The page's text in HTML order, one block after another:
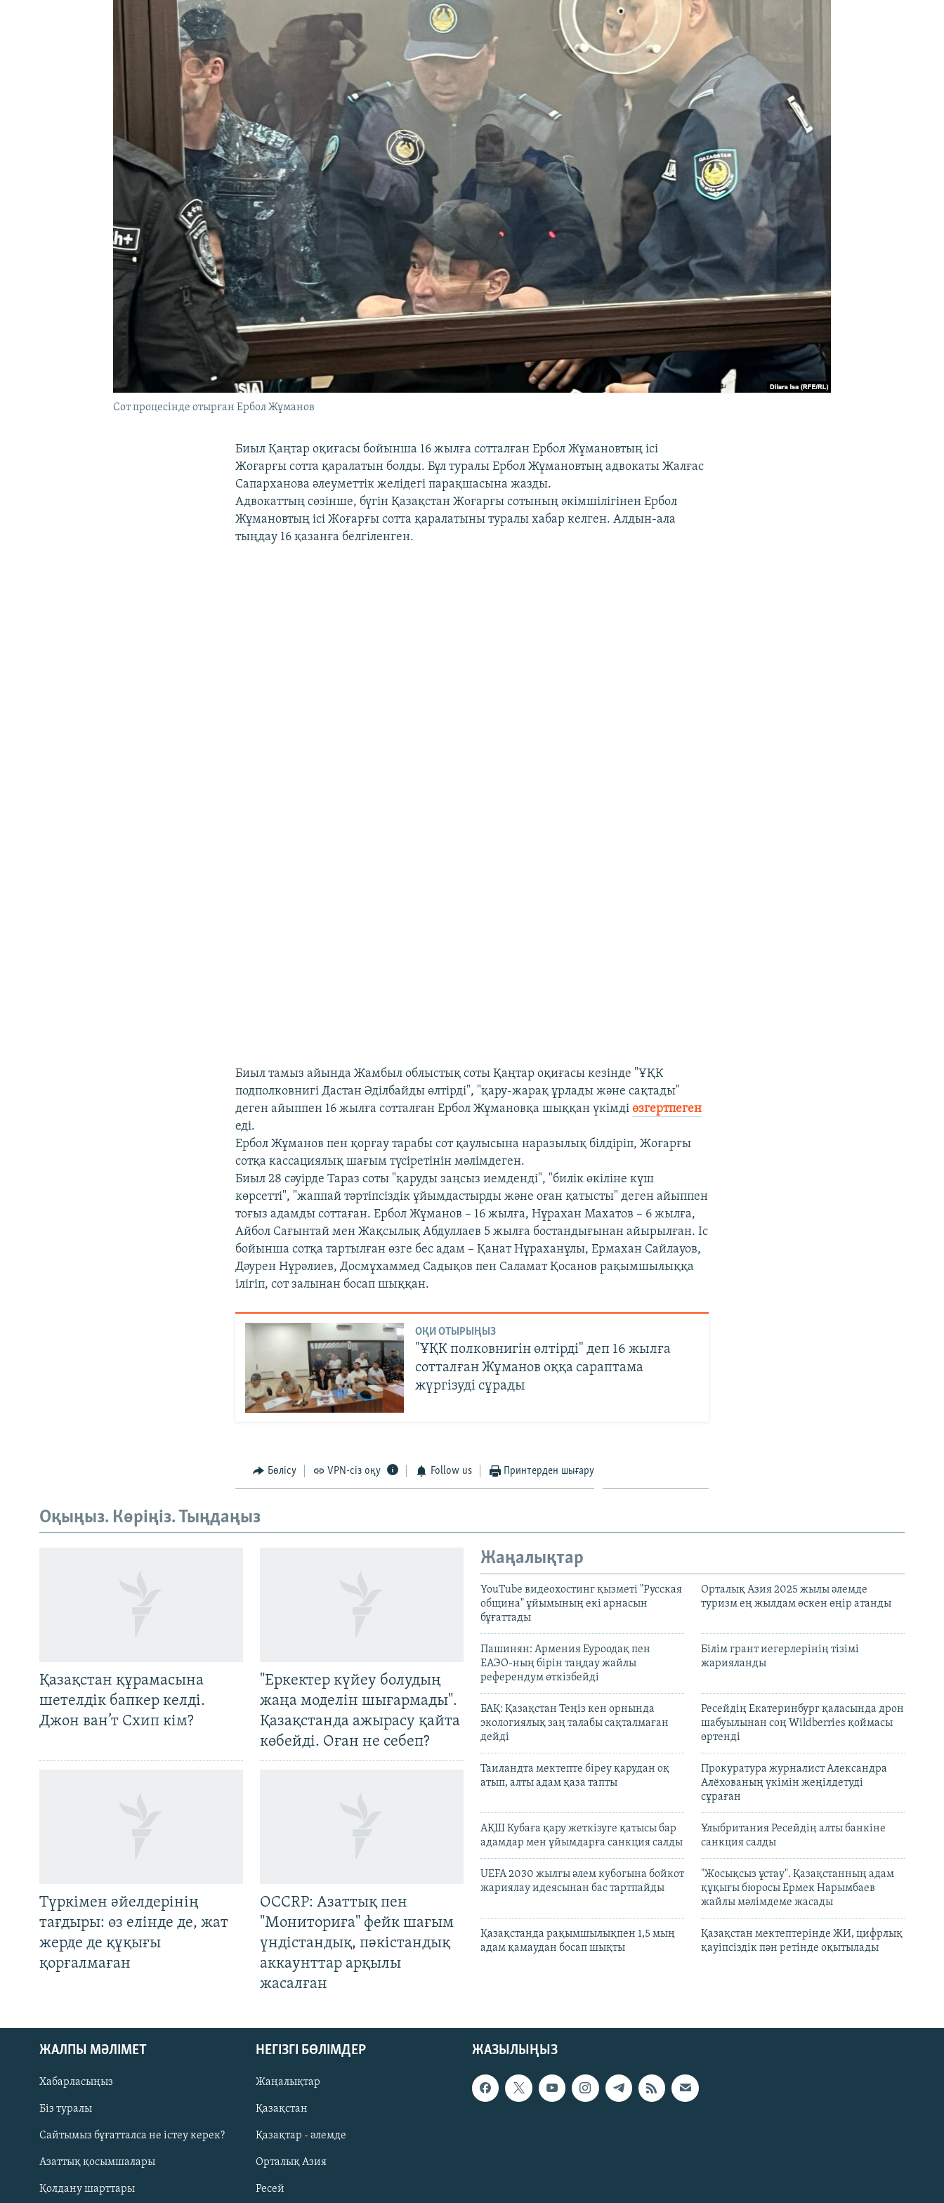
Русский
ЖАЗЫЛЫҢЫЗ
Сот процесінде отырған Ербол Жұманов
Биыл Қаңтар оқиғасы бойынша 16 жылға сотталған Ербол Жұмановтың ісі
Жоғарғы сотта қаралатын болды. Бұл туралы Ербол Жұмановтың адвокаты Жалғас
Сапарханова әлеуметтік желідегі парақшасына жазды.
Адвокаттың сөзінше, бүгін Қазақстан Жоғарғы сотының әкімшілігінен Ербол
Жұмановтың ісі Жоғарғы сотта қаралатыны туралы хабар келген. Алдын-ала
тыңдау 16 қазанға белгіленген.
Биыл тамыз айында Жамбыл облыстық соты Қаңтар оқиғасы кезінде "ҰҚК
подполковнигі Дастан Әділбайды өлтірді", "қару-жарақ ұрлады және сақтады"
деген айыппен 16 жылға сотталған Ербол Жұмановқа шыққан үкімдіөзгертпеген
еді.
Ербол Жұманов пен қорғау тарабы сот қаулысына наразылық білдіріп, Жоғарғы
сотқа кассациялық шағым түсіретінін мәлімдеген.
Биыл 28 сәуірде Тараз соты "қаруды заңсыз иемденді", "билік өкіліне күш
көрсетті", "жаппай тәртіпсіздік ұйымдастырды және оған қатысты" деген айыппен
тоғыз адамды соттаған. Ербол Жұманов – 16 жылға, Нұрахан Махатов – 6 жылға,
Айбол Сағынтай мен Жақсылық Абдуллаев 5 жылға бостандығынан айырылған. Іс
бойынша сотқа тартылған өзге бес адам – Қанат Нұраханұлы, Ермахан Сайлауов,
Дәурен Нұрәлиев, Досмұхаммед Садықов пен Саламат Қосанов рақымшылыққа
ілігіп, сот залынан босап шыққан.
ОҚИ ОТЫРЫҢЫЗ
"ҰҚК полковнигін өлтірді" деп 16 жылға
сотталған Жұманов оққа сараптама
жүргізуді сұрады
Бөлісу VPN-сіз оқу Follow us Принтерден шығару
Оқыңыз. Көріңіз. Тыңдаңыз
Қазақстан құрамасына
шетелдік бапкер келді.
Джон ван’т Схип кім?
"Еркектер күйеу болудың
жаңа моделін шығармады".
Қазақстанда ажырасу қайта
көбейді. Оған не себеп?
Түркімен әйелдерінің
тағдыры: өз елінде де, жат
жерде де құқығы
қорғалмаған
OCCRP: Азаттық пен
"Мониториға" фейк шағым
үндістандық, пәкістандық
аккаунттар арқылы
жасалған
Жаңалықтар
YouTube видеохостинг қызметі "Русская
община" ұйымының екі арнасын
бұғаттады
Орталық Азия 2025 жылы әлемде
туризм ең жылдам өскен өңір атанды
Пашинян: Армения Еуроодақ пен
ЕАЭО-ның бірін таңдау жайлы
референдум өткізбейді
Білім грант иегерлерінің тізімі
жарияланды
БАҚ: Қазақстан Теңіз кен орнында
экологиялық заң талабы сақталмаған
дейді
Ресейдің Екатеринбург қаласында дрон
шабуылынан соң Wildberries қоймасы
өртенді
Таиландта мектепте біреу қарудан оқ
атып, алты адам қаза тапты
Прокуратура журналист Александра
Алёхованың үкімін жеңілдетуді
сұраған
АҚШ Кубаға қару жеткізуге қатысы бар
адамдар мен ұйымдарға санкция салды
Ұлыбритания Ресейдің алты банкіне
санкция салды
UEFA 2030 жылғы әлем кубогына бойкот
жариялау идеясынан бас тартпайды
"Жосықсыз ұстау". Қазақстанның адам
құқығы бюросы Ермек Нарымбаев
жайлы мәлімдеме жасады
Қазақстанда рақымшылықпен 1,5 мың
адам қамаудан босап шықты
Қазақстан мектептерінде ЖИ, цифрлық
қауіпсіздік пән ретінде оқытылады
ЖАЗЫЛЫҢЫЗ
ЖАЛПЫ МӘЛІМЕТ
Хабарласыңыз
Біз туралы
Сайтымыз бұғатталса не істеу керек?
Азаттық қосымшалары
Қолдану шарттары
НЕГІЗГІ БӨЛІМДЕР
Жаңалықтар
Қазақстан
Қазақтар - әлемде
Орталық Азия
Ресей